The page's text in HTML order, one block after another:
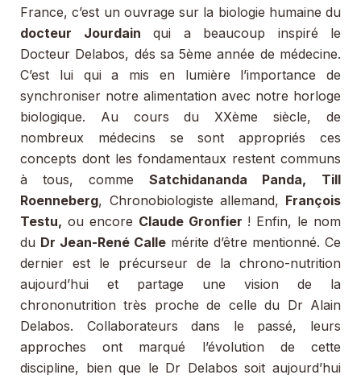
France, c’est un ouvrage sur la biologie humaine du
docteur Jourdain qui a beaucoup inspiré le
Docteur Delabos, dés sa 5ème année de médecine.
C’est lui qui a mis en lumière l’importance de
synchroniser notre alimentation avec notre horloge
biologique. Au cours du XXème siècle, de
nombreux médecins se sont appropriés ces
concepts dont les fondamentaux restent communs
à tous, comme Satchidananda Panda,
Till
Roenneberg, Chronobiologiste allemand, François
Testu, ou encore Claude Gronfier ! Enfin, le nom
du Dr Jean-René Calle mérite d’être mentionné. Ce
dernier est le précurseur de la chrono-nutrition
aujourd’hui et partage une vision de la
chrononutrition très proche de celle du Dr Alain
Delabos. Collaborateurs dans le passé, leurs
approches ont marqué l’évolution de cette
discipline, bien que le Dr Delabos soit aujourd’hui